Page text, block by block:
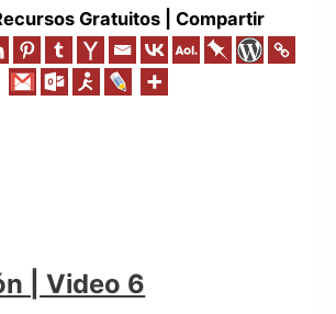
Gratuitos | Compartir
| Video 6